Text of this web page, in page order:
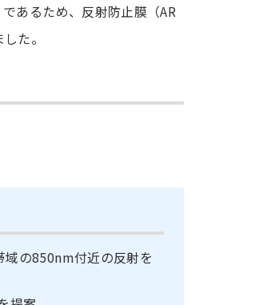
あるため、反射防止膜（AR
た。
域の850nm付近の反射を